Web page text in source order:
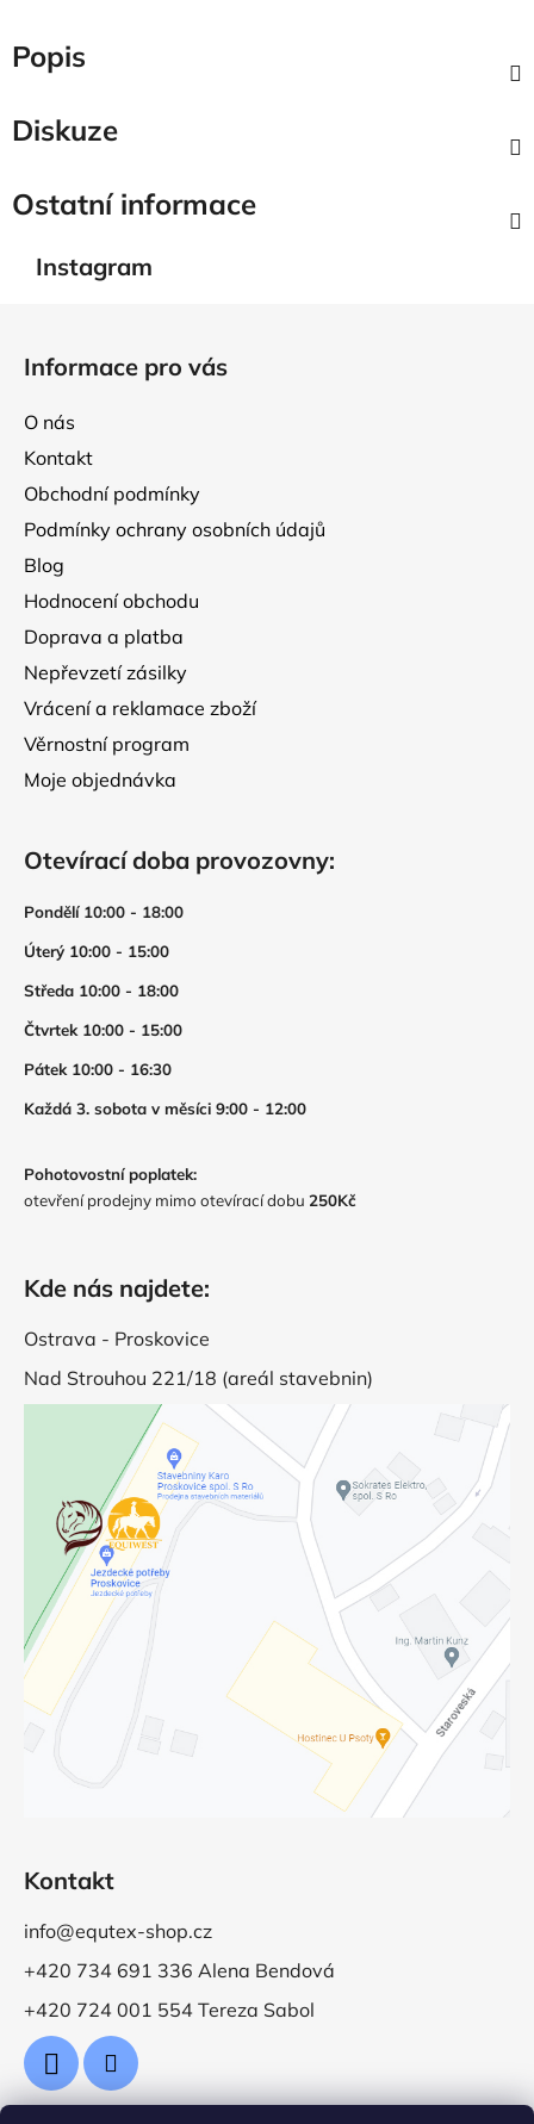
Popis
Diskuze
Ostatní informace
Instagram
Informace pro vás
O nás
Kontakt
Obchodní podmínky
Podmínky ochrany osobních údajů
Blog
Hodnocení obchodu
Doprava a platba
Nepřevzetí zásilky
Vrácení a reklamace zboží
Věrnostní program
Moje objednávka
Otevírací doba provozovny:
Pondělí 10:00 - 18:00
Úterý 10:00 - 15:00
Středa 10:00 - 18:00
Čtvrtek 10:00 - 15:00
Pátek 10:00 - 16:30
Každá 3. sobota v měsíci 9:00 - 12:00
Pohotovostní poplatek:
otevření prodejny mimo otevírací dobu 250Kč
Kde nás najdete:
Ostrava - Proskovice
Nad Strouhou 221/18 (areál stavebnin)
Kontakt
info@equtex-shop.cz
+420 734 691 336 Alena Bendová
+420 724 001 554 Tereza Sabol